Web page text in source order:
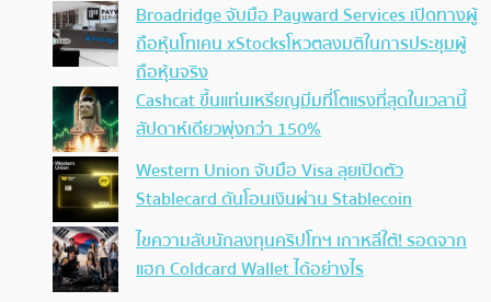
Broadridge จับมือ Payward Services เปิดทางผู้
ถือหุ้นโทเคน xStocksโหวตลงมติในการประชุมผู้
ถือหุ้นจริง
Cashcat ขึ้นแท่นเหรียญมีมที่โตแรงที่สุดในเวลานี้
สัปดาห์เดียวพุ่งกว่า 150%
Western Union จับมือ Visa ลุยเปิดตัว
Stablecard ดันโอนเงินผ่าน Stablecoin
ไขความลับนักลงทุนคริปโทฯ เกาหลีใต้! รอดจาก
แฮก Coldcard Wallet ได้อย่างไร